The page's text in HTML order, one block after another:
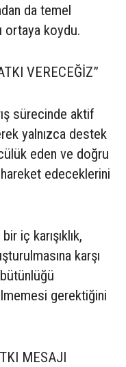
da temel
ortaya koydu.
VERECEĞİZ”
sürecinde aktif
yalnızca destek
eden ve doğru
edeceklerini
iç karışıklık,
karşı
gerektiğini
MESAJI